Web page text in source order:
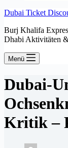
Dubai Ticket
Burj Khalifa
Dhabi Aktivitäten
Menü
Dubai-
Kritik –